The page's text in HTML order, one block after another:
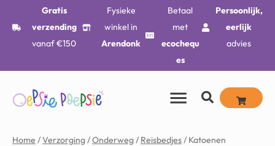
Gratis
verzending
vanaf €150
Fysieke
winkel in
Arendonk
Betaal
met
ecochequ
es
Persoonlijk,
eerlijk
advies
Home /Verzorging/Onderweg/ Reisbedjes/ Katoenen